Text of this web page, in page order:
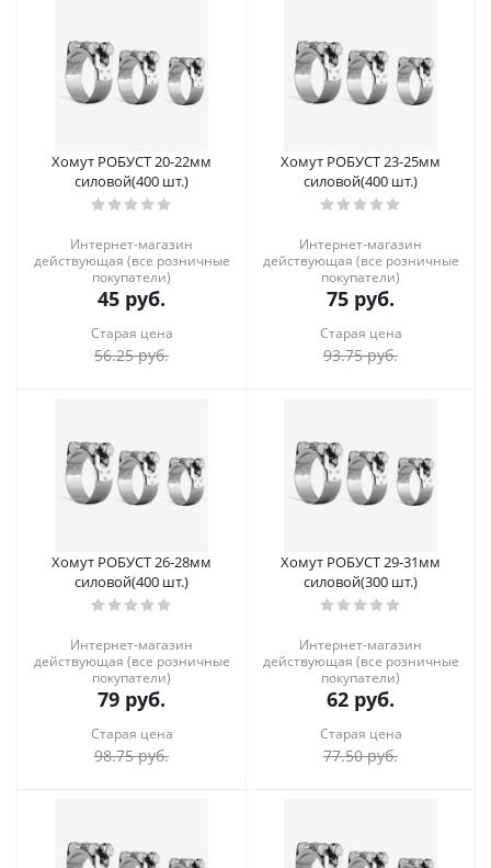
Хомут РОБУСТ 20-22мм
силовой(400 шт.)
Интернет-магазин
действующая (все розничные
покупатели)
45 руб.
Старая цена
56.25руб.
Хомут РОБУСТ 23-25мм
силовой(400 шт.)
Интернет-магазин
действующая (все розничные
покупатели)
75 руб.
Старая цена
93.75руб.
Хомут РОБУСТ 26-28мм
силовой(400 шт.)
Интернет-магазин
действующая (все розничные
покупатели)
79 руб.
Старая цена
98.75руб.
Хомут РОБУСТ 29-31мм
силовой(300 шт.)
Интернет-магазин
действующая (все розничные
покупатели)
62 руб.
Старая цена
77.50руб.